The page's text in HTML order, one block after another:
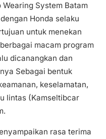
System Batam
Honda selaku
untuk menekan
macam program
dicanangkan dan
Sebagai bentuk
keselamatan,
lintas (Kamseltibcar
rasa terima